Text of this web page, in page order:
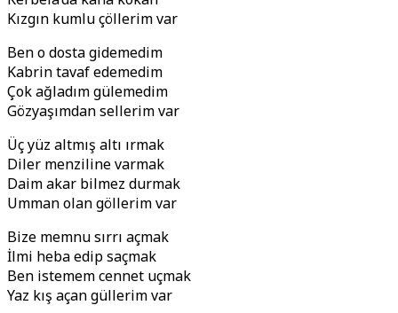
Kızgın kumlu çöllerim var
Ben o dosta gidemedim
Kabrin tavaf edemedim
Çok ağladım gülemedim
Gözyaşımdan sellerim var
Üç yüz altmış altı ırmak
Diler menziline varmak
Daim akar bilmez durmak
Umman olan göllerim var
Bize memnu sırrı açmak
İlmi heba edip saçmak
Ben istemem cennet uçmak
Yaz kış açan güllerim var